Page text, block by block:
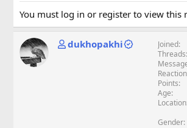
You must log in or register to view this
dukhopakhi Joined
Threads
Points
Age
Location
Gender